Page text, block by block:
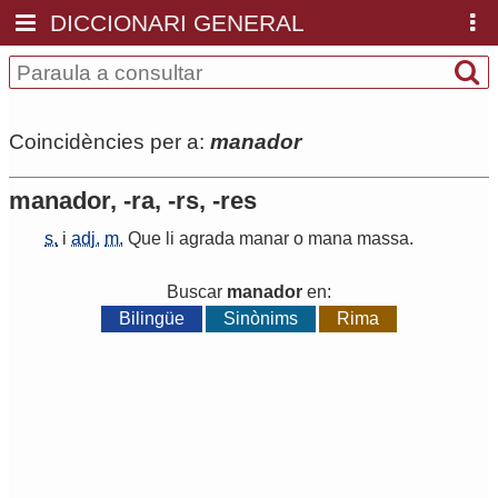
DICCIONARI GENERAL
Coincidències per a: manador
manador, -ra, -rs, -res
s. i adj. m. Que li agrada manar o mana massa.
Buscar manador en:
Bilingüe
Sinònims Rima